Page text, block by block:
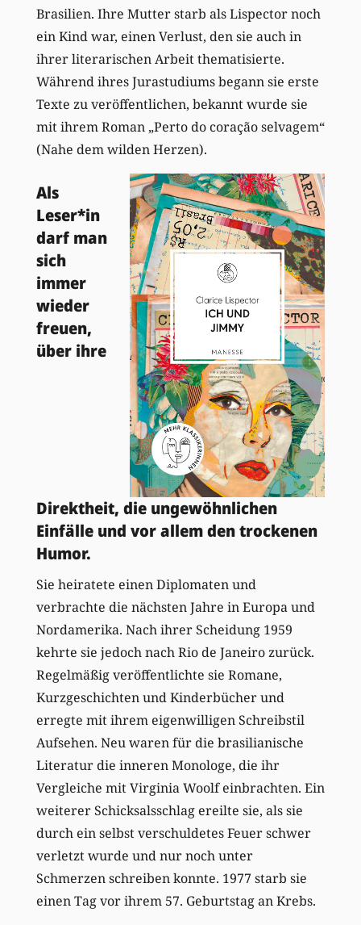
Brasilien. Ihre Mutter starb als Lispector noch
ein Kind war, einen Verlust, den sie auch in
ihrer literarischen Arbeit thematisierte.
Während ihres Jurastudiums begann sie erste
Texte zu veröffentlichen, bekannt wurde sie
mit ihrem Roman „Perto do coração selvagem“
(Nahe dem wilden Herzen).
Als
Leser*in
darf man
sich
immer
wieder
freuen,
über ihre
Direktheit, die ungewöhnlichen
Einfälle und vor allem den trockenen
Humor.
Sie heiratete einen Diplomaten und
verbrachte die nächsten Jahre in Europa und
Nordamerika. Nach ihrer Scheidung 1959
kehrte sie jedoch nach Rio de Janeiro zurück.
Regelmäßig veröffentlichte sie Romane,
Kurzgeschichten und Kinderbücher und
erregte mit ihrem eigenwilligen Schreibstil
Aufsehen. Neu waren für die brasilianische
Literatur die inneren Monologe, die ihr
Vergleiche mit Virginia Woolf einbrachten. Ein
weiterer Schicksalsschlag ereilte sie, als sie
durch ein selbst verschuldetes Feuer schwer
verletzt wurde und nur noch unter
Schmerzen schreiben konnte. 1977 starb sie
einen Tag vor ihrem 57. Geburtstag an Krebs.